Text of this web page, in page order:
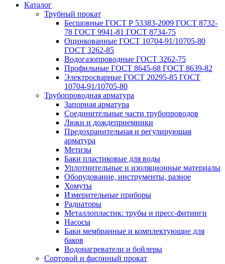
Каталог
Трубный прокат
Беcшовные ГОСТ Р 53383-2009 ГОСТ 8732-
78 ГОСТ 9941-81 ГОСТ 8734-75
Оцинкованные ГОСТ 10704-91/10705-80
ГОСТ 3262-85
Водогазопроводные ГОСТ 3262-75
Профильные ГОСТ 8645-68 ГОСТ 8639-82
Электросварные ГОСТ 20295-85 ГОСТ
10704-91/10705-80
Трубопроводная арматура
Запорная арматура
Соединительные части трубопроводов
Люки и дождеприемники
Предохранительная и регулирующая
арматура
Метизы
Баки пластиковые для воды
Уплотнительные и изоляционные материалы
Оборудование, инструменты, разное
Хомуты
Измерительные приборы
Радиаторы
Металлопластик: трубы и пресс-фитинги
Насосы
Баки мембранные и комплектующие для
баков
Водонагреватели и бойлеры
Сортовой и фасонный прокат